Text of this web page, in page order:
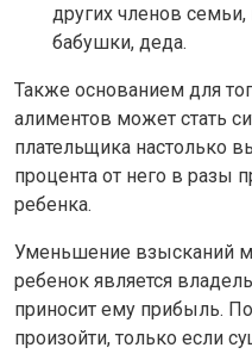
других членов
бабушки, деда.
Также основанием для
алиментов может стать
плательщика настолько
процента от него в разы
ребенка.
Уменьшение взысканий
ребенок является
приносит ему прибыль.
произойти, только если